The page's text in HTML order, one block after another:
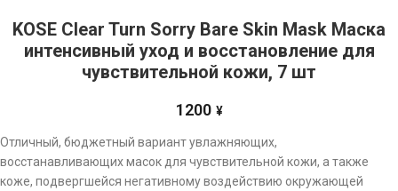
KOSE Clear Turn Sorry Bare Skin Mask Маска
интенсивный уход и восстановление для
чувствительной кожи, 7 шт
1200 ¥
Отличный, бюджетный вариант увлажняющих,
восстанавливающих масок для чувствительной кожи, а также
коже, подвергшейся негативному воздействию окружающей